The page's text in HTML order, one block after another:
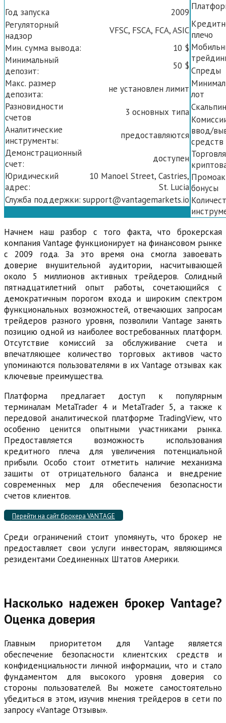
Год запуска
2009
Регуляторный
надзор
VFSC, FSCA, FCA, ASIC
Мин. сумма вывода:
10 $
Минимальный
депозит:
50 $
Макс. размер
депозита:
не установлен лимит
Разновидности
счетов
3 основных типа
Аналитические
инструменты:
предоставляются
Демонстрационный
счет:
доступен
Юридический
адрес:
10 Manoel Street, Castries,
St. Lucia
Служба поддержки: support@vantagemarkets.io
плечо
Спреды
лот
ввод/
средств
Торговля
бонусы
Начнем наш разбор с того факта, что брокерская
компания Vantage функционирует на финансовом рынке
с 2009 года. За это время она смогла завоевать
доверие внушительной аудитории, насчитывающей
около 5 миллионов активных трейдеров. Солидный
пятнадцатилетний опыт работы, сочетающийся с
демократичным порогом входа и широким спектром
функциональных возможностей, отвечающих запросам
трейдеров разного уровня, позволили Vantage занять
позицию одной из наиболее востребованных платформ.
Отсутствие комиссий за обслуживание счета и
впечатляющее количество торговых активов часто
упоминаются пользователями в их Vantage отзывах как
ключевые преимущества.
Платформа предлагает доступ к популярным
терминалам MetaTrader 4 и MetaTrader 5, а также к
передовой аналитической платформе TradingView, что
особенно ценится опытными участниками рынка.
Предоставляется возможность использования
кредитного плеча для увеличения потенциальной
прибыли. Особо стоит отметить наличие механизма
защиты от отрицательного баланса и внедрение
современных мер для обеспечения безопасности
счетов клиентов.
Перейти на сайт брокера VANTAGE
Среди ограничений стоит упомянуть, что брокер не
предоставляет свои услуги инвесторам, являющимся
резидентами Соединенных Штатов Америки.
Насколько надежен брокер Vantage?
Оценка доверия
Главным приоритетом для Vantage является
обеспечение безопасности клиентских средств и
конфиденциальности личной информации, что и стало
фундаментом для высокого уровня доверия со
стороны пользователей. Вы можете самостоятельно
убедиться в этом, изучив мнения трейдеров в сети по
запросу «Vantage Отзывы».